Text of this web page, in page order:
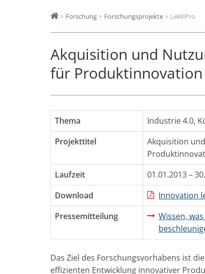
Forschung Forschungsprojekte LeWiPro
Akquisition und
für Produktinnovation
Thema Industrie 4.0,
Projekttitel
Akquisition
Laufzeit
01.01.2013 –
Download
Innovation
Pressemitteilung
Wissen,
Das Ziel des Forschungsvorhabens ist
effizienten Entwicklung innovativer